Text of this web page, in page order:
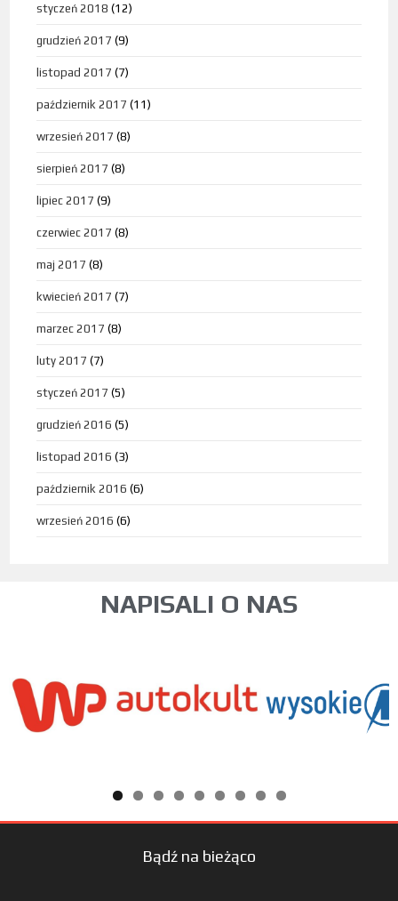
styczeń 2018 (12)
grudzień 2017 (9)
listopad 2017 (7)
październik 2017 (11)
wrzesień 2017 (8)
sierpień 2017 (8)
lipiec 2017 (9)
czerwiec 2017 (8)
maj 2017 (8)
kwiecień 2017 (7)
marzec 2017 (8)
luty 2017 (7)
styczeń 2017 (5)
grudzień 2016 (5)
listopad 2016 (3)
październik 2016 (6)
wrzesień 2016 (6)
NAPISALI O NAS
Bądź na bieżąco